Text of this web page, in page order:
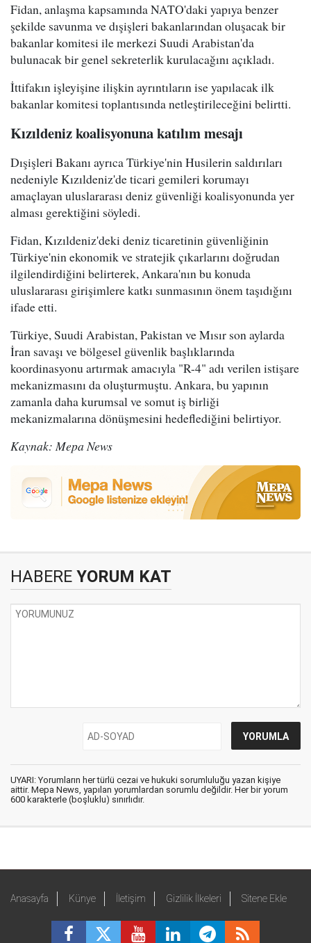
Fidan, anlaşma kapsamında NATO'daki yapıya benzer
şekilde savunma ve dışişleri bakanlarından oluşacak bir
bakanlar komitesi ile merkezi Suudi Arabistan'da
bulunacak bir genel sekreterlik kurulacağını açıkladı.
İttifakın işleyişine ilişkin ayrıntıların ise yapılacak ilk
bakanlar komitesi toplantısında netleştirileceğini belirtti.
Kızıldeniz koalisyonuna katılım mesajı
Dışişleri Bakanı ayrıca Türkiye'nin Husilerin saldırıları
nedeniyle Kızıldeniz'de ticari gemileri korumayı
amaçlayan uluslararası deniz güvenliği koalisyonunda yer
alması gerektiğini söyledi.
Fidan, Kızıldeniz'deki deniz ticaretinin güvenliğinin
Türkiye'nin ekonomik ve stratejik çıkarlarını doğrudan
ilgilendirdiğini belirterek, Ankara'nın bu konuda
uluslararası girişimlere katkı sunmasının önem taşıdığını
ifade etti.
Türkiye, Suudi Arabistan, Pakistan ve Mısır son aylarda
İran savaşı ve bölgesel güvenlik başlıklarında
koordinasyonu artırmak amacıyla "R-4" adı verilen istişare
mekanizmasını da oluşturmuştu. Ankara, bu yapının
zamanla daha kurumsal ve somut iş birliği
mekanizmalarına dönüşmesini hedeflediğini belirtiyor.
Kaynak: Mepa News
HABERE YORUM KAT
UYARI: Yorumların her türlü cezai ve hukuki sorumluluğu yazan kişiye
aittir. Mepa News, yapılan yorumlardan sorumlu değildir. Her bir yorum
600 karakterle (boşluklu) sınırlıdır.
Anasayfa Künye İletişim Gizlilik İlkeleri Sitene Ekle